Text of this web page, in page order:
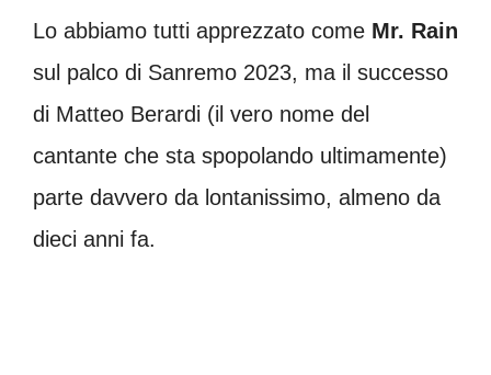
Lo abbiamo tutti apprezzato come Mr. Rain
sul palco di Sanremo 2023, ma il successo
di Matteo Berardi (il vero nome del
cantante che sta spopolando ultimamente)
parte davvero da lontanissimo, almeno da
dieci anni fa.